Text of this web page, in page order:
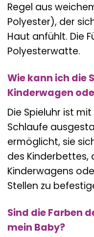
Regel aus
Polyester), der
Haut anfühlt. Die
Polyesterwatte.
Wie kann ich die
Kinderwagen
Die Spieluhr ist
Schlaufe
ermöglicht, sie
des Kinderbettes,
Kinderwagens
Stellen zu
Sind die Farben
mein Baby?